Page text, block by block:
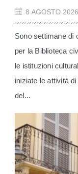
8 AGOSTO 2026
Sono settimane di
per la Biblioteca
le istituzioni
iniziate le attività
del...